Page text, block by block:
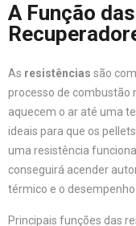
A Função
As resistências são
processo de combustão
aquecem o ar até uma
ideais para que os
uma resistência
conseguirá acender
térmico e o
Principais funções das